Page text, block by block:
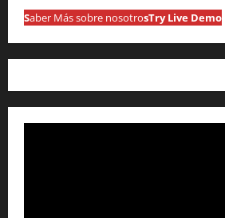
Saber Más sobre nosotrosTry Live Demo